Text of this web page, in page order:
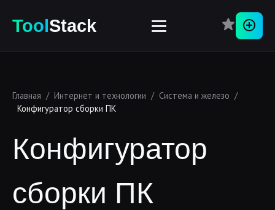
ToolStack
Главная / Интернет и технологии / Система и железо /
Конфигуратор сборки ПК
Конфигуратор
сборки ПК